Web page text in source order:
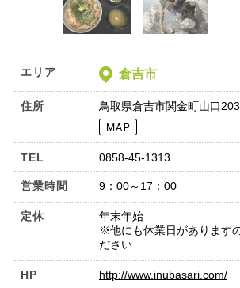
エリア 倉吉市
住所 鳥取県倉吉市関金町山口
TEL 0858-45-1313
営業時間 9：00～17：00
定休
年末年始
※他にも休業日があります
ださい
HP http://www.inubasari.com/